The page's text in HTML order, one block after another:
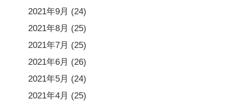
2021年9月 (24)
2021年8月 (25)
2021年7月 (25)
2021年6月 (26)
2021年5月 (24)
2021年4月 (25)